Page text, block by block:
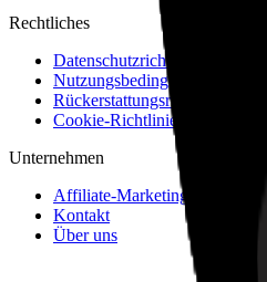
Rechtliches
Datenschutzrichtlinie
Nutzungsbedingungen
Rückerstattungsrichtlinie
Cookie-Richtlinie
Unternehmen
Affiliate-Marketing
Kontakt
Über uns